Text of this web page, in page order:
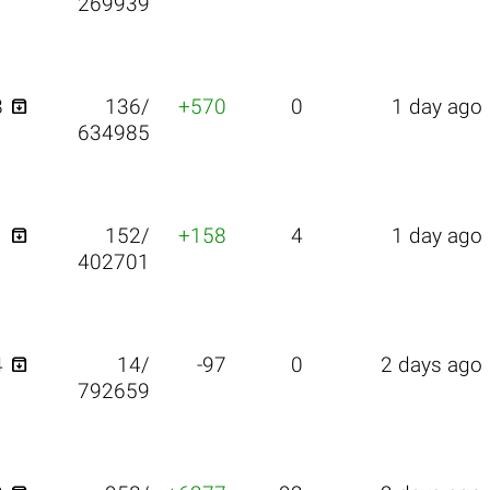

136/
634985
+570 0 1 day ago

152/
402701
+158 4 1 day ago

14/
792659
-97 0 2 days ago